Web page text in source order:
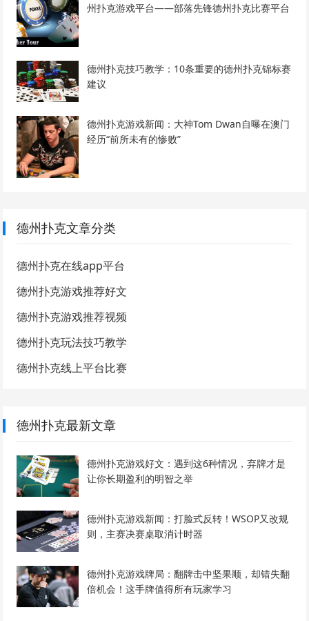
州扑克游戏平台——部落先锋德州扑克比赛平台
德州扑克技巧教学：10条重要的德州扑克锦标赛
建议
德州扑克游戏新闻：大神Tom Dwan自曝在澳门
经历“前所未有的惨败”
德州扑克文章分类
德州扑克在线app平台
德州扑克游戏推荐好文
德州扑克游戏推荐视频
德州扑克玩法技巧教学
德州扑克线上平台比赛
德州扑克最新文章
德州扑克游戏好文：遇到这6种情况，弃牌才是
让你长期盈利的明智之举
德州扑克游戏新闻：打脸式反转！WSOP又改规
则，主赛决赛桌取消计时器
德州扑克游戏牌局：翻牌击中坚果顺，却错失翻
倍机会！这手牌值得所有玩家学习